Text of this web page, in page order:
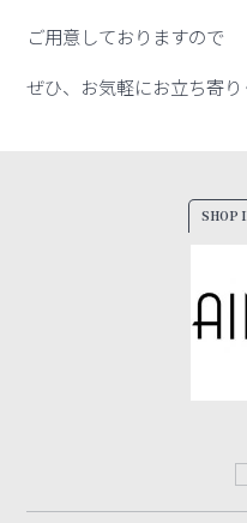
ご用意しておりますので
ぜひ、お気軽にお立ち寄
SHOP